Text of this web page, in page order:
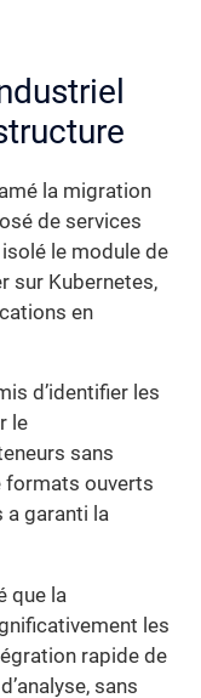
la migration
de services
le module de
sur Kubernetes,
en
d’identifier les
le
sans
formats ouverts
a garanti la
que la
les
rapide de
sans